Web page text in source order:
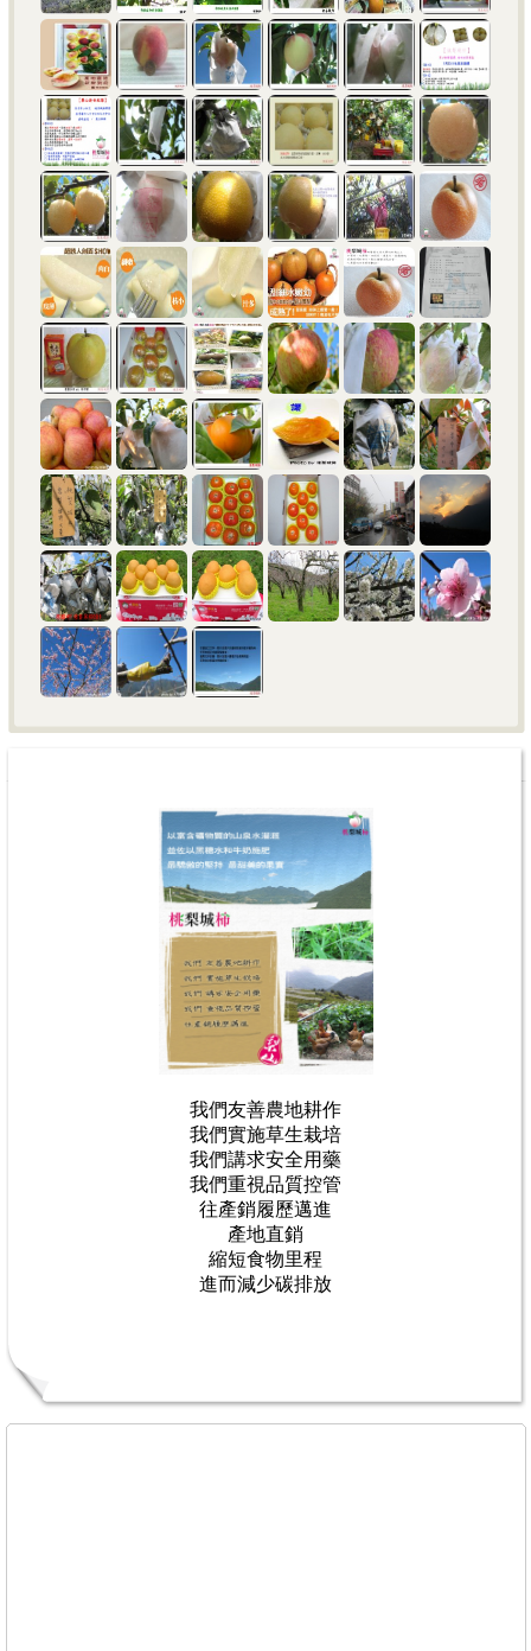
我們友善農地耕作
我們實施草生栽培
我們講求安全用藥
我們重視品質控管
往產銷履歷邁進
產地直銷
縮短食物里程
進而減少碳排放